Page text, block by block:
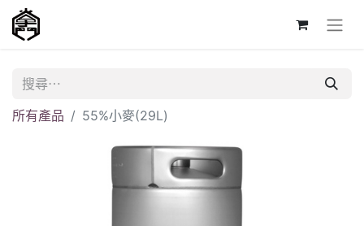
所有產品 55%小麥(29L)